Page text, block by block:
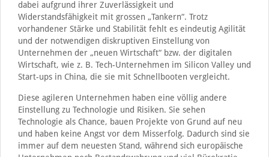
dabei aufgrund ihrer Zuverlässigkeit und
Widerstandsfähigkeit mit grossen „Tankern“. Trotz
vorhandener Stärke und Stabilität fehlt es eindeutig Agilität
und der notwendigen diskruptiven Einstellung von
Unternehmen der „neuen Wirtschaft“ bzw. der digitalen
Wirtschaft, wie z. B. Tech-Unternehmen im Silicon Valley und
Start-ups in China, die sie mit Schnellbooten vergleicht.
Diese agileren Unternehmen haben eine völlig andere
Einstellung zu Technologie und Risiken. Sie sehen
Technologie als Chance, bauen Projekte von Grund auf neu
und haben keine Angst vor dem Misserfolg. Dadurch sind sie
immer auf dem neuesten Stand, während sich europäische